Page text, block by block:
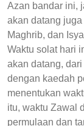
Azan bandar ini,
akan datang juga
Maghrib, dan
Waktu solat hari
akan datang,
dengan kaedah
menentukan
itu, waktu Zawal
permulaan dan